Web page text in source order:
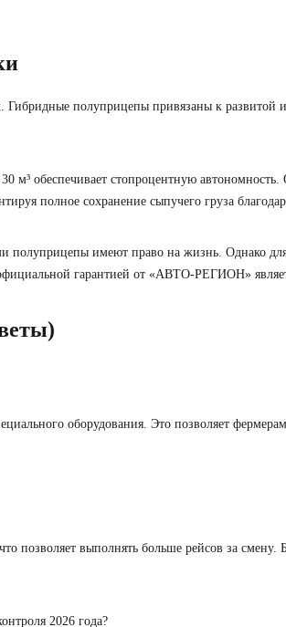
полуприцепы привязаны к развитой
м³ обеспечивает стопроцентную
полное сохранение сыпучего груза
имеют право на жизнь. Однако для
гарантией от «АВТО-РЕГИОН»
оборудования. Это позволяет
позволяет выполнять больше рейсов за
2026 года?